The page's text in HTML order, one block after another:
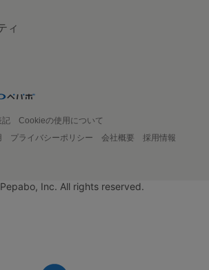
ィ
記
Cookieの使用について
プライバシーポリシー 会社概要
採用情報
Inc. All rights reserved.